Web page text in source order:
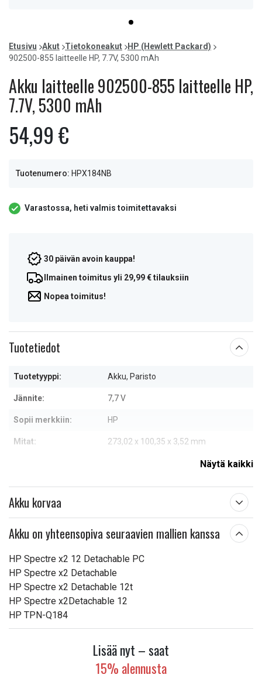
item
0
of
1
Etusivu Akut Tietokoneakut
HP (Hewlett Packard)
902500-855 laitteelle HP, 7.7V, 5300 mAh
Akku laitteelle 902500-855 laitteelle HP,
7.7V, 5300 mAh
54,99 €
Tuotenumero: HPX184NB
Varastossa, heti valmis toimitettavaksi
30 päivän avoin kauppa!
Ilmainen toimitus yli 29,99 € tilauksiin
Nopea toimitus!
Tuotetiedot
Tuotetyyppi: Akku, Paristo
Jännite: 7,7 V
Sopii merkkiin: HP
Mitat: 273,02 x 100,35 x 3,52 mm
Näytä kaikki
Akku korvaa
Akku on yhteensopiva seuraavien mallien kanssa
HP Spectre x2 12 Detachable PC
HP Spectre x2 Detachable
HP Spectre x2 Detachable 12t
HP Spectre x2Detachable 12
HP TPN-Q184
Lisää nyt – saat
15% alennusta